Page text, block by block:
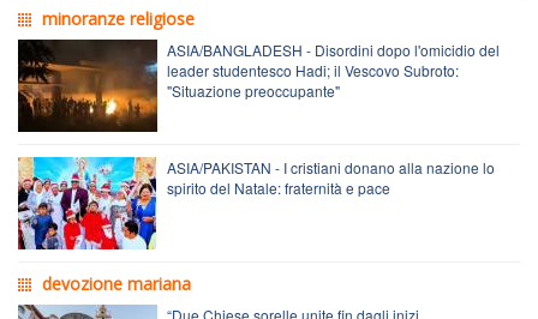
minoranze religiose
ASIA/BANGLADESH - Disordini dopo l'omicidio del
leader studentesco Hadi; il Vescovo Subroto:
"Situazione preoccupante"
ASIA/PAKISTAN - I cristiani donano alla nazione lo
spirito del Natale: fraternità e pace
devozione mariana